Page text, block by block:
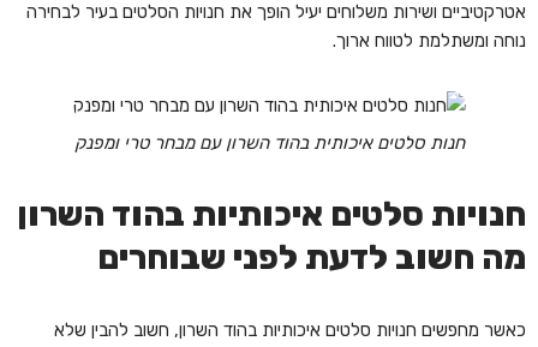
אטרקטיביים ושירות משלוחים יעיל הופך את חנויות הסלטים בעיר לבחירה
נוחה ומשתלמת לטווח ארוך.
חנות סלטים איכותית בהוד השרון עם מבחר טרי ומפנק
חנויות סלטים איכותיות בהוד השרון
מה חשוב לדעת לפני שבוחרים
כאשר מחפשים חנויות סלטים איכותיות בהוד השרון, חשוב להבין שלא